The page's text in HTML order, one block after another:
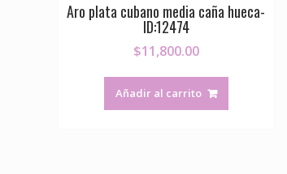
Aro plata cubano media caña hueca-
ID:12474
$11,800.00
Añadir al carrito